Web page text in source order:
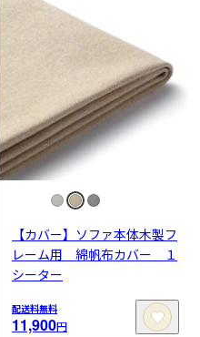
【カバー】ソファ本体木製フ
レーム用 綿帆布カバー １
シーター
配送料無料
11,900円